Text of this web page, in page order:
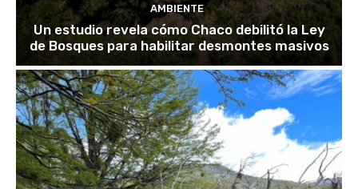
AMBIENTE
Un estudio revela cómo Chaco debilitó la Ley
de Bosques para habilitar desmontes masivos